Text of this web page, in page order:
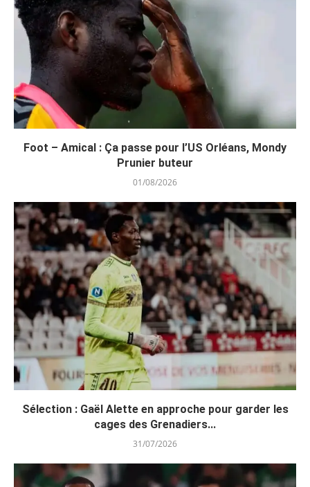
Foot – Amical : Ça passe pour l’US Orléans, Mondy
Prunier buteur
01/08/2026
Sélection : Gaël Alette en approche pour garder les
cages des Grenadiers...
31/07/2026